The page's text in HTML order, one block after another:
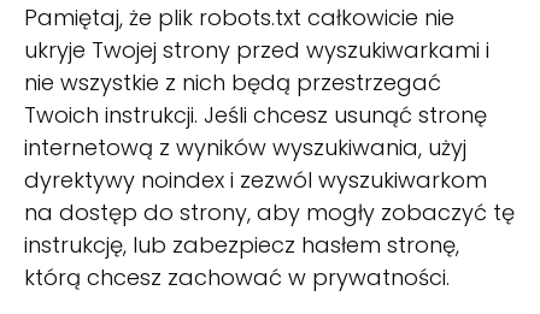
Pamiętaj, że plik robots.txt całkowicie nie
ukryje Twojej strony przed wyszukiwarkami i
nie wszystkie z nich będą przestrzegać
Twoich instrukcji. Jeśli chcesz usunąć stronę
internetową z wyników wyszukiwania, użyj
dyrektywy noindex i zezwól wyszukiwarkom
na dostęp do strony, aby mogły zobaczyć tę
instrukcję, lub zabezpiecz hasłem stronę,
którą chcesz zachować w prywatności.